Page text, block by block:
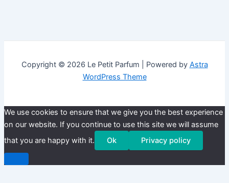
Copyright © 2026 Le Petit Parfum | Powered by Astra
WordPress Theme
We use cookies to ensure that we give you the best experience
on our website. If you continue to use this site we will assume
that you are happy with it.
Ok Privacy policy